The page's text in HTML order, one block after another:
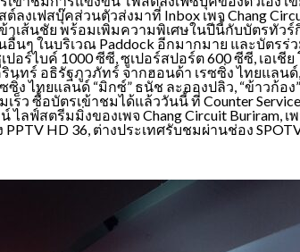
ลงเฟสบุ๊คส่วนตัวส่งมาที่ Inbox เพจ Chang
เส้นชัย พร้อมเพิ่มความพิเศษในปีนี้กับบัตรทัวร์
นๆ ในบริเวณ Paddock อีกมากมาย และบัตร
ปอร์ไบค์ 1000 ซีซี, ซูเปอร์สปอร์ต 600 ซีซี, เอ
นทร์ อธิรัฐภูวภัทร์ จากฮอนด้า เรซซิ่ง ไทยแล
ไทยแลนด์ “มิกซ์” ธนัช ละอองปลิว, “ข้าวก้อ
ว ซื้อบัตรเข้าชมได้แล้ววันนี้ ที่ Counter
ฟ์สตรีมมิ่งของเพจ Chang Circuit Buriram, เพ
HD 36, ต่างประเทศรับชมผ่านช่อง